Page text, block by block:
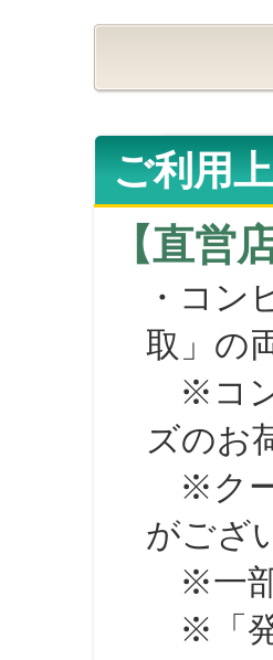
ご利用
【直営
・コン
取」の
※コン
ズのお
※クー
がござ
※一部
※「発